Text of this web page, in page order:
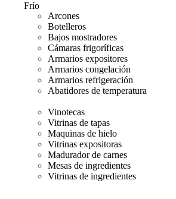
Frío
Arcones
Botelleros
Bajos mostradores
Cámaras frigoríficas
Armarios expositores
Armarios congelación
Armarios refrigeración
Abatidores de temperatura
Vinotecas
Vitrinas de tapas
Maquinas de hielo
Vitrinas expositoras
Madurador de carnes
Mesas de ingredientes
Vitrinas de ingredientes